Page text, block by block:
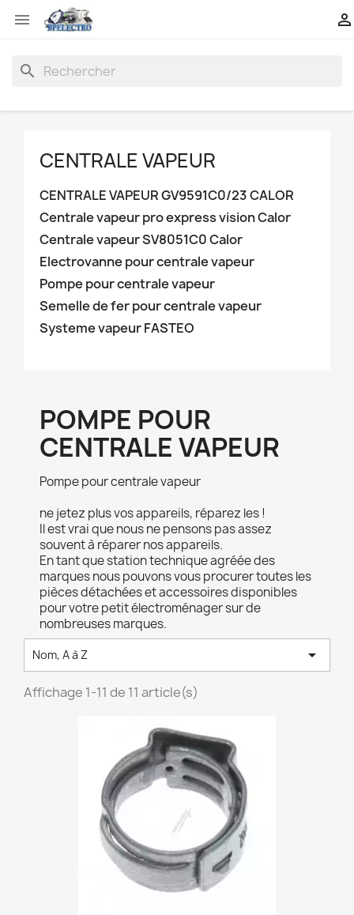
 
search
CENTRALE VAPEUR
CENTRALE VAPEUR GV9591C0/23 CALOR
Centrale vapeur pro express vision Calor
Centrale vapeur SV8051C0 Calor
Electrovanne pour centrale vapeur
Pompe pour centrale vapeur
Semelle de fer pour centrale vapeur
Systeme vapeur FASTEO
POMPE POUR
CENTRALE VAPEUR
Pompe pour centrale vapeur
ne jetez plus vos appareils, réparez les !
Il est vrai que nous ne pensons pas assez
souvent à réparer nos appareils.
En tant que station technique agréée des
marques nous pouvons vous procurer toutes les
pièces détachées et accessoires disponibles
pour votre petit électroménager sur de
nombreuses marques.
Nom, A à Z 
Affichage 1-11 de 11 article(s)